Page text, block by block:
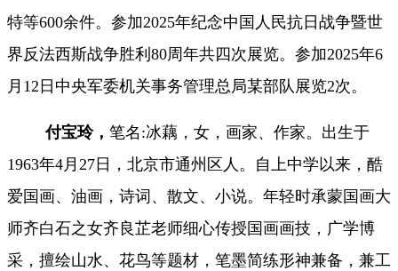
特等600余件。参加2025年纪念中国人民抗日战争暨世
界反法西斯战争胜利80周年共四次展览。参加2025年6
月12日中央军委机关事务管理总局某部队展览2次。
付宝玲， 笔名 :冰藕，女，画家、作家。出生于
1963年4月27日，北京市通州区人。自上中学以来，酷
爱国画、油画，诗词、散文、小说。年轻时承蒙国画大
师齐白石之女齐良芷老师细心传授国画画技，广学博
采，擅绘山水、花鸟等题材，笔墨简练形神兼备，兼工